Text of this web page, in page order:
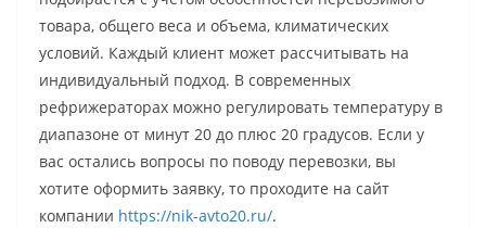
товара, общего веса и объема, климатических
условий. Каждый клиент может рассчитывать на
индивидуальный подход. В современных
рефрижераторах можно регулировать температуру в
диапазоне от минут 20 до плюс 20 градусов. Если у
вас остались вопросы по поводу перевозки, вы
хотите оформить заявку, то проходите на сайт
компании https://nik-avto20.ru/.